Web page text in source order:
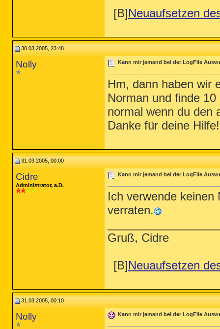
[B]Neuaufsetzen
30.03.2005, 23:48
Nolly Kann mir jemand bei der LogFile
Hm, dann haben wir
Norman und finde
normal wenn du den
Danke für deine Hilfe!
31.03.2005, 00:00
Cidre
Administrator, a.D.
Kann mir jemand bei der LogFile
Ich verwende keinen
verraten.
Gruß, Cidre
[B]Neuaufsetzen
31.03.2005, 00:10
Nolly Kann mir jemand bei der LogFile